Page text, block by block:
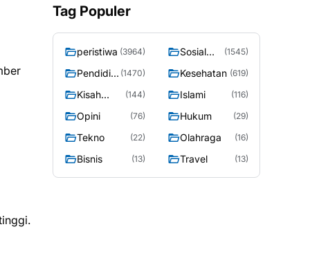
Tag Populer
peristiwa (3964)
Sosial
(1545)
Pendidik (1470) Kesehatan (619)
Kisah
(144) Islami (116)
Opini (76) Hukum (29)
Tekno (22) Olahraga (16)
Bisnis (13) Travel (13)